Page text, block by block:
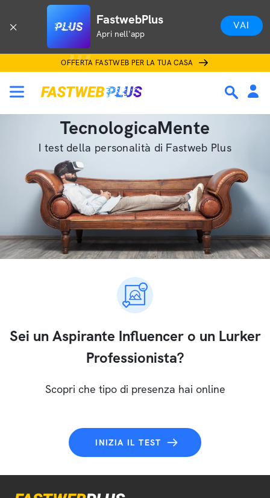
FastwebPlus
Apri nell'app
VAI
OFFERTA FASTWEB PER LA TUA CASA
TecnologicaMente
I test della personalità di Fastweb Plus
Sei un Aspirante Influencer o un Lurker
Professionista?
Scopri che tipo di presenza hai online
INIZIA IL TEST